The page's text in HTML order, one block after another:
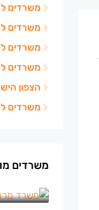
משרדים
משרדים
משרדים
משרדים
הצפון
משרדים
משרדים